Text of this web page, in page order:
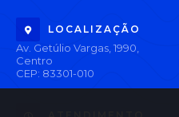
LOCALIZAÇÃO
Av. Getúlio Vargas, 1990,
Centro
CEP: 83301-010